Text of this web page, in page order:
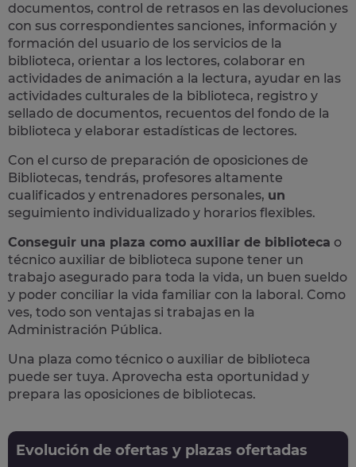
documentos, control de retrasos en las devoluciones
con sus correspondientes sanciones, información y
formación del usuario de los servicios de la
biblioteca, orientar a los lectores, colaborar en
actividades de animación a la lectura, ayudar en las
actividades culturales de la biblioteca, registro y
sellado de documentos, recuentos del fondo de la
biblioteca y elaborar estadísticas de lectores​.
Con el curso de preparación de oposiciones de
Bibliotecas, tendrás, profesores altamente
cualificados y entrenadores personales, un
seguimiento individualizado y horarios flexibles.
Conseguir una plaza como auxiliar de biblioteca o
técnico auxiliar de biblioteca supone tener un
trabajo asegurado para toda la vida, un buen sueldo
y poder conciliar la vida familiar con la laboral. Como
ves, todo son ventajas si trabajas en la
Administración Pública.
Una plaza como técnico o auxiliar de biblioteca
puede ser tuya. Aprovecha esta oportunidad y
prepara las oposiciones de bibliotecas.
Evolución de ofertas y plazas ofertadas